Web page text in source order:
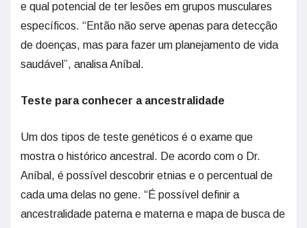
e qual potencial de ter lesões em grupos musculares
específicos. “Então não serve apenas para detecção
de doenças, mas para fazer um planejamento de vida
saudável”, analisa Aníbal.
Teste para conhecer a ancestralidade
Um dos tipos de teste genéticos é o exame que
mostra o histórico ancestral. De acordo com o Dr.
Aníbal, é possível descobrir etnias e o percentual de
cada uma delas no gene. “É possível definir a
ancestralidade paterna e materna e mapa de busca de